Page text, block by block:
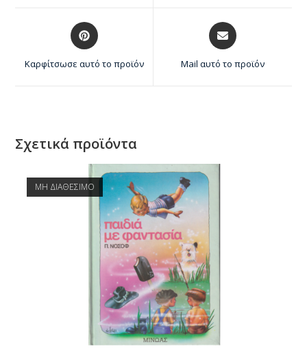
Καρφίτσωσε αυτό το προϊόν Mail αυτό το προϊόν
Σχετικά προϊόντα
ΜΗ ΔΙΑΘΕΣΙΜΟ